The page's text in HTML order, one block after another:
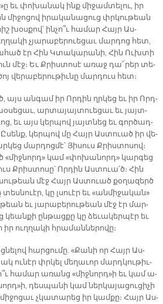
եւ փո­խա­նակ ինք մի­ջամ­տե­լու, իր
մի­ջո­ցով ի­րա­կա­նա­ցուց փրկու­թեան
խօս­քով՝ ին­չո՞ւ հա­մար Հայր Աս­
չյա­րա­բե­րուե­ցաւ մար­դոց հետ,
էր Հին Կտա­կա­րա­նի, Հին Ուխ­տի
մէջ։ Եւ Քրիս­տո­սէ ա­ռաջ դա՜­րեր տե­
վե­րա­բե­րու­թիւ­նը մար­դուս հետ։
այս ան­գամ իր Որ­դին ղրկեց եւ իր Որդ­
խօ­սե­ցաւ, ար­տա­յայ­տուե­ցաւ եւ յայտ­
եւ այս կեր­պով յայտ­նեց եւ գոր­ծադ­
Ը­սենք, կեր­պով մը Հայր Աս­տուած իր վե­
մար­դոց­մէ՝ Յի­սուս Քրիս­տո­սով։
«միջ­նորդ» կամ «փո­խա­նորդ» կար­գեց
Քրիս­տո­սը՝ Որ­դին Աս­տուա՛ծ։ Հին
մէջ Հայր Աս­տուած քօ­ղա­զերծ
տես­նուէր, կը լսուէր եւ «ան­մի­ջա­կան»
եւ յա­րա­բե­րու­թեան մէջ էր մար­
կեան­քի ըն­թաց­քը կը ձե­ւա­կեր­պէր եւ
իր ուղ­ղա­կի հրա­ման­նե­րո­վը։
հար­ցու­մը. «Քա­նի որ Հայր Աս­
ու­նէր փրկել մե­ղա­ւոր մարդ­կու­թիւ­
հա­մար ա­ռանց «միջ­նորդ»ի եւ կամ ա­
դես­պա­նի կամ ներ­կա­յա­ցու­ցի­չի
մի­ջո­ցաւ չկա­տա­րեց իր կամ­քը։ Հայր Աս­